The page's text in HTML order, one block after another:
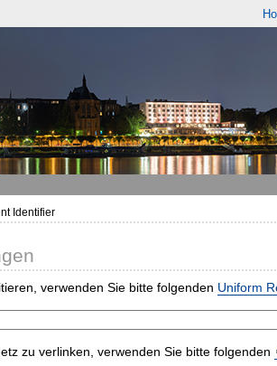
Identifier
verwenden Sie bitte folgenden Uniform
zu verlinken, verwenden Sie bitte folgenden